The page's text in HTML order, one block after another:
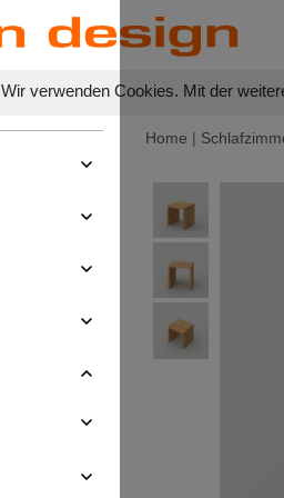
Wir verwenden Cookies. Mit der
Home |